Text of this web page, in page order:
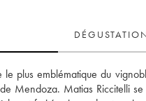
le plus emblématique du
Mendoza. Matias Riccitelli se